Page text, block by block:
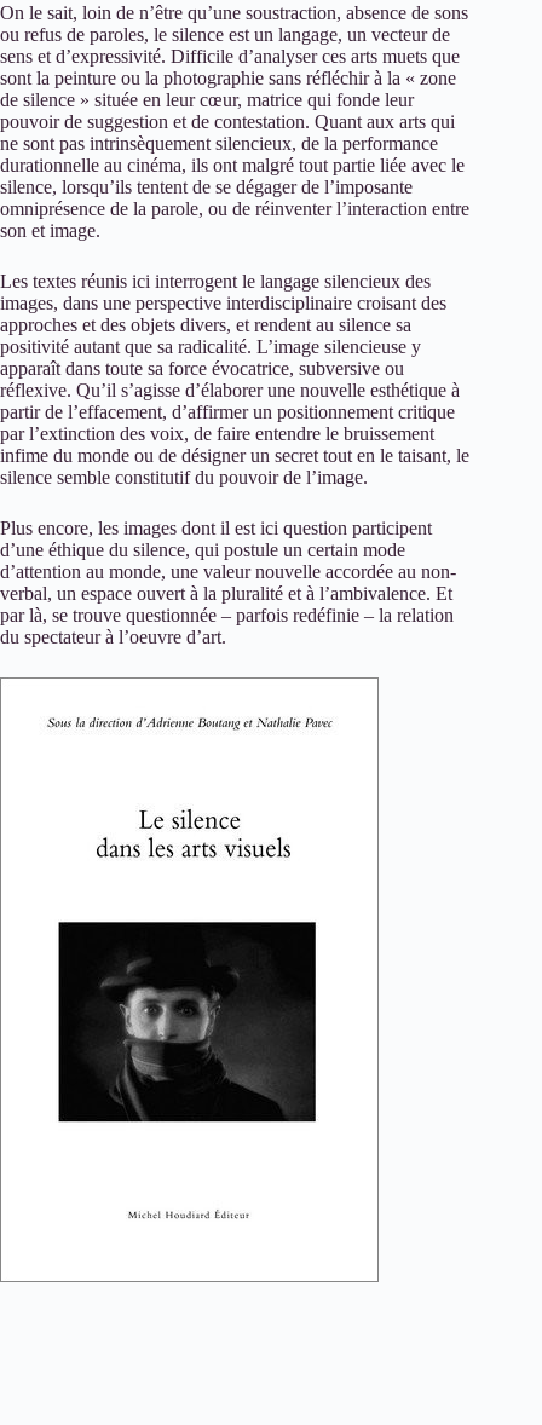
On le sait, loin de n’être qu’une soustraction, absence de sons
ou refus de paroles, le silence est un langage, un vecteur de
sens et d’expressivité. Difficile d’analyser ces arts muets que
sont la peinture ou la photographie sans réfléchir à la « zone
de silence » située en leur cœur, matrice qui fonde leur
pouvoir de suggestion et de contestation. Quant aux arts qui
ne sont pas intrinsèquement silencieux, de la performance
durationnelle au cinéma, ils ont malgré tout partie liée avec le
silence, lorsqu’ils tentent de se dégager de l’imposante
omniprésence de la parole, ou de réinventer l’interaction entre
son et image.
Les textes réunis ici interrogent le langage silencieux des
images, dans une perspective interdisciplinaire croisant des
approches et des objets divers, et rendent au silence sa
positivité autant que sa radicalité. L’image silencieuse y
apparaît dans toute sa force évocatrice, subversive ou
réflexive. Qu’il s’agisse d’élaborer une nouvelle esthétique à
partir de l’effacement, d’affirmer un positionnement critique
par l’extinction des voix, de faire entendre le bruissement
infime du monde ou de désigner un secret tout en le taisant, le
silence semble constitutif du pouvoir de l’image.
Plus encore, les images dont il est ici question participent
d’une éthique du silence, qui postule un certain mode
d’attention au monde, une valeur nouvelle accordée au non-
verbal, un espace ouvert à la pluralité et à l’ambivalence. Et
par là, se trouve questionnée – parfois redéfinie – la relation
du spectateur à l’oeuvre d’art.